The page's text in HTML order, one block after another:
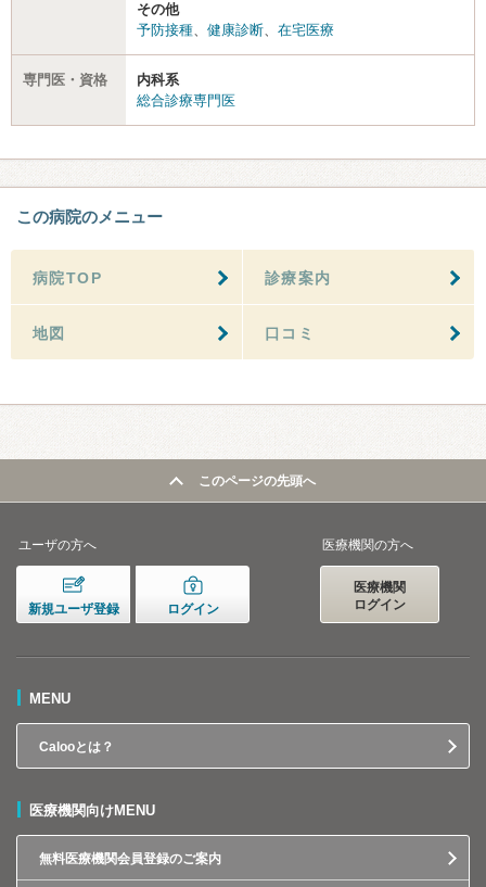
その他
予防接種、 健康診断、 在宅医療
専門医・資格
内科系
総合診療専門医
この病院のメニュー
病院TOP 診療案内
地図 口コミ
このページの先頭へ
ユーザの方へ
新規ユーザ登録 ログイン
医療機関の方へ
医療機関
ログイン
MENU
Calooとは？
医療機関向けMENU
無料医療機関会員登録のご案内